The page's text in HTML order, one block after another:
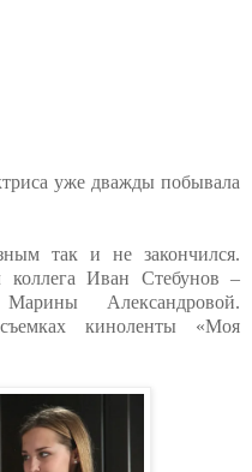
уже дважды побывала
так и не закончился.
Иван Стебунов –
Александровой.
киноленты «Моя